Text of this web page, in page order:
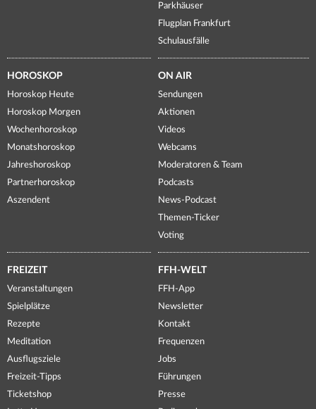
Parkhäuser
Flugplan Frankfurt
Schulausfälle
HOROSKOP
Horoskop Heute
Horoskop Morgen
Wochenhoroskop
Monatshoroskop
Jahreshoroskop
Partnerhoroskop
Aszendent
ON AIR
Sendungen
Aktionen
Videos
Webcams
Moderatoren & Team
Podcasts
News-Podcast
Themen-Ticker
Voting
FREIZEIT
Veranstaltungen
Spielplätze
Rezepte
Meditation
Ausflugsziele
Freizeit-Tipps
Ticketshop
FFH-WELT
FFH-App
Newsletter
Kontakt
Frequenzen
Jobs
Führungen
Presse